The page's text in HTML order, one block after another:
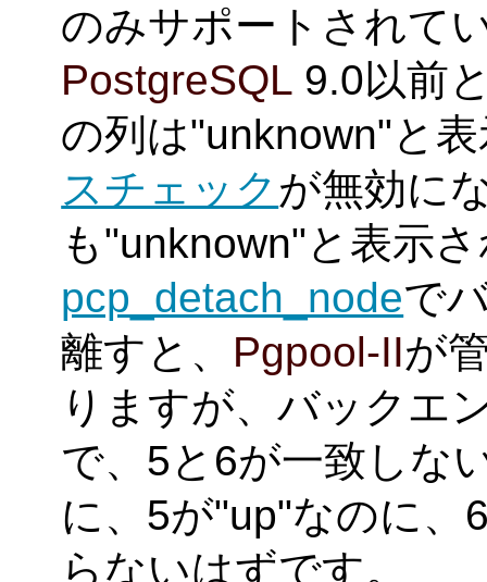
のみサポートされて
PostgreSQL 9.0以前
の列は"unknown"と
スチェック が無効に
も"unknown"と表示
pcp_detach_nodeで
離すと、 Pgpool-IIが
りますが、バックエ
で、5と6が一致しな
に、5が"up"なのに、
らないはずです。